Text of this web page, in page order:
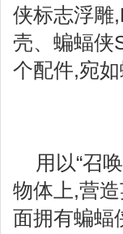
侠标志浮雕
壳、蝙蝠侠
个配件,宛如
用以“召
物体上,营
面拥有蝙蝠